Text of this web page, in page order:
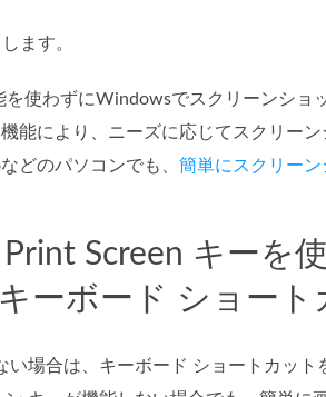
ます。
を使わずにWindowsでスクリーンシ
能により、ニーズに応じてスクリー
どのパソコンでも、 簡単にスクリーン
Screen キーを
ーボード ショート
い場合は、キーボード ショートカッ